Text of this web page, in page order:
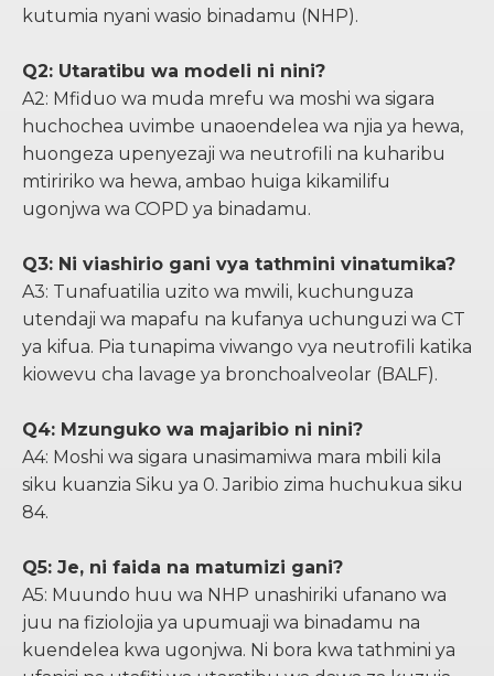
kutumia nyani wasio binadamu (NHP).
Q2: Utaratibu wa modeli ni nini?
A2: Mfiduo wa muda mrefu wa moshi wa sigara
huchochea uvimbe unaoendelea wa njia ya hewa,
huongeza upenyezaji wa neutrofili na kuharibu
mtiririko wa hewa, ambao huiga kikamilifu
ugonjwa wa COPD ya binadamu.
Q3: Ni viashirio gani vya tathmini vinatumika?
A3: Tunafuatilia uzito wa mwili, kuchunguza
utendaji wa mapafu na kufanya uchunguzi wa CT
ya kifua. Pia tunapima viwango vya neutrofili katika
kiowevu cha lavage ya bronchoalveolar (BALF).
Q4: Mzunguko wa majaribio ni nini?
A4: Moshi wa sigara unasimamiwa mara mbili kila
siku kuanzia Siku ya 0. Jaribio zima huchukua siku
84.
Q5: Je, ni faida na matumizi gani?
A5: Muundo huu wa NHP unashiriki ufanano wa
juu na fiziolojia ya upumuaji wa binadamu na
kuendelea kwa ugonjwa. Ni bora kwa tathmini ya